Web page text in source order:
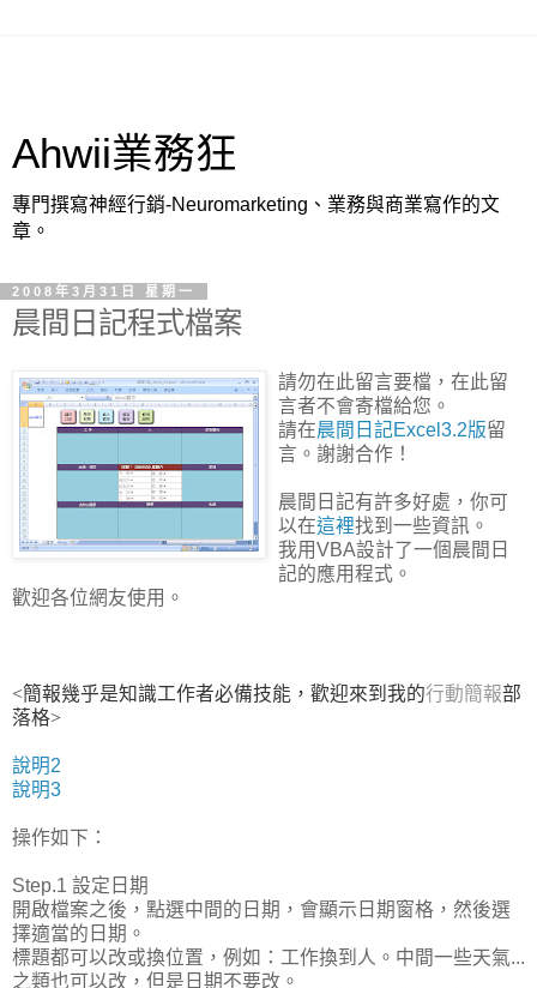
Ahwii業務狂
專門撰寫神經行銷-Neuromarketing、業務與商業寫作的文
章。
2008年3月31日 星期一
晨間日記程式檔案
請勿在此留言要檔，在此留
言者不會寄檔給您。
請在晨間日記Excel3.2版留
言。謝謝合作！
晨間日記有許多好處，你可
以在這裡找到一些資訊。
我用VBA設計了一個晨間日
記的應用程式。
歡迎各位網友使用。
<簡報幾乎是知識工作者必備技能，歡迎來到我的行動簡報部
落格>
說明2
說明3
操作如下：
Step.1 設定日期
開啟檔案之後，點選中間的日期，會顯示日期窗格，然後選
擇適當的日期。
標題都可以改或換位置，例如：工作換到人。中間一些天氣...
之類也可以改，但是日期不要改。